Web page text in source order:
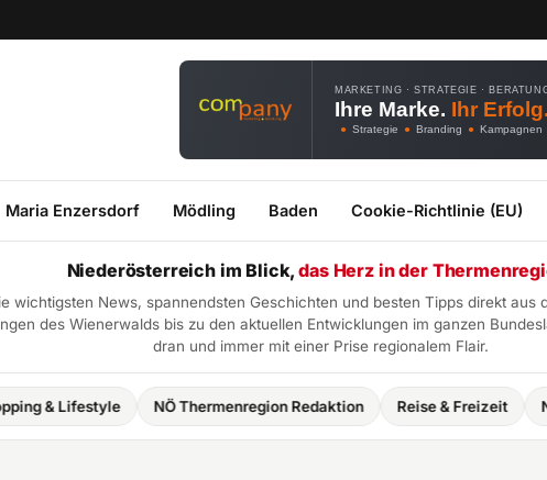
MARKETING · STRATEGIE ·
Ihre Marke. Ihr
● Strategie ● Branding ● Kampagnen
Maria Enzersdorf Mödling Baden Cookie-Richtlinie (EU)
Niederösterreich im Blick,das Herz in der
wichtigsten News, spannendsten Geschichten und besten Tipps direkt aus
des Wienerwalds bis zu den aktuellen Entwicklungen im ganzen
dran und immer mit einer Prise regionalem Flair.
NÖ Thermenregion Redaktion Reise & Freizeit NÖ